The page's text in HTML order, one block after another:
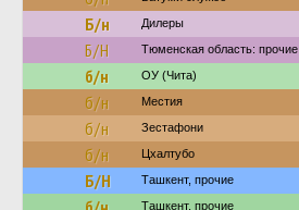
Б/н Дилеры
Б/Н Тюменская область: прочие
б/н ОУ (Чита)
б/н Местия
б/н Зестафони
б/н Цхалтубо
Б/Н Ташкент, прочие
Ташкент, прочие